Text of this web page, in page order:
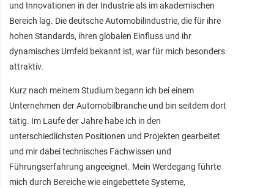
und Innovationen in der Industrie als im akademischen
Bereich lag. Die deutsche Automobilindustrie, die für ihre
hohen Standards, ihren globalen Einfluss und ihr
dynamisches Umfeld bekannt ist, war für mich besonders
attraktiv.
Kurz nach meinem Studium begann ich bei einem
Unternehmen der Automobilbranche und bin seitdem dort
tätig. Im Laufe der Jahre habe ich in den
unterschiedlichsten Positionen und Projekten gearbeitet
und mir dabei technisches Fachwissen und
Führungserfahrung angeeignet. Mein Werdegang führte
mich durch Bereiche wie eingebettete Systeme,